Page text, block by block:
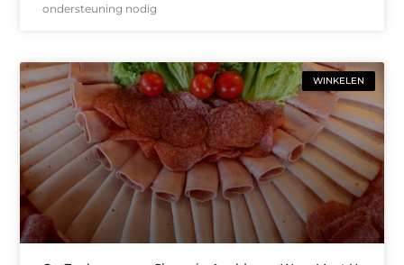
ondersteuning nodig
WINKELEN